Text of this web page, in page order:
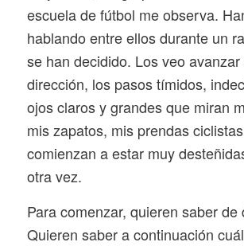
escuela de fútbol me observa.
hablando entre ellos durante un
se han decidido. Los veo avanzar
dirección, los pasos tímidos,
ojos claros y grandes que miran
mis zapatos, mis prendas
comienzan a estar muy
otra vez.
Para comenzar, quieren saber de
Quieren saber a continuación